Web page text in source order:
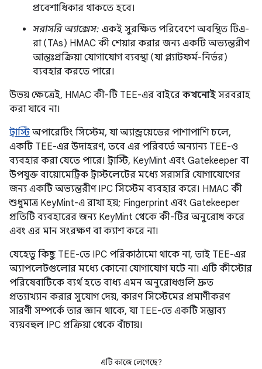
প্রবেশাধিকার থাকতে হবে।
সরাসরি অ্যাক্সেস: একই সুরক্ষিত পরিবেশে অবস্থিত টিএ-
রা (TAs) HMAC কী শেয়ার করার জন্য একটি অভ্যন্তরীণ
আন্তঃপ্রক্রিয়া যোগাযোগ ব্যবস্থা (যা প্ল্যাটফর্ম-নির্ভর)
ব্যবহার করতে পারে।
উভয় ক্ষেত্রেই, HMAC কী-টি TEE-এর বাইরে কখনোই সরবরাহ
করা যাবে না।
ট্রাস্টিঅপারেটিং সিস্টেম, যা অ্যান্ড্রয়েডের পাশাপাশি চলে,
একটি TEE-এর উদাহরণ, তবে এর পরিবর্তে অন্যান্য TEE-ও
ব্যবহার করা যেতে পারে। ট্রাস্টি, KeyMint এবং Gatekeeper বা
উপযুক্ত বায়োমেট্রিক ট্রাস্টলেটের মধ্যে সরাসরি যোগাযোগের
জন্য একটি অভ্যন্তরীণ IPC সিস্টেম ব্যবহার করে। HMAC কী
শুধুমাত্র KeyMint-এ রাখা হয়; Fingerprint এবং Gatekeeper
প্রতিটি ব্যবহারের জন্য KeyMint থেকে কী-টির অনুরোধ করে
এবং এর মান সংরক্ষণ বা ক্যাশ করে না।
যেহেতু কিছু TEE-তে IPC পরিকাঠামো থাকে না, তাই TEE-এর
অ্যাপলেটগুলোর মধ্যে কোনো যোগাযোগ ঘটে না। এটি কীস্টোর
পরিষেবাটিকে ব্যর্থ হতে বাধ্য এমন অনুরোধগুলি দ্রুত
প্রত্যাখ্যান করার সুযোগ দেয়, কারণ সিস্টেমের প্রমাণীকরণ
সারণী সম্পর্কে তার জ্ঞান থাকে, যা TEE-তে একটি সম্ভাব্য
ব্যয়বহুল IPC প্রক্রিয়া থেকে বাঁচায়।
এটি কাজে লেগেছে?